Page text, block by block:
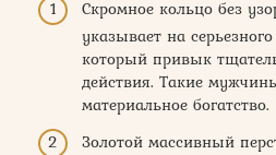
Скромное кольцо без
указывает на
который привык
действия. Такие
материальное богатство.
Золотой массивный